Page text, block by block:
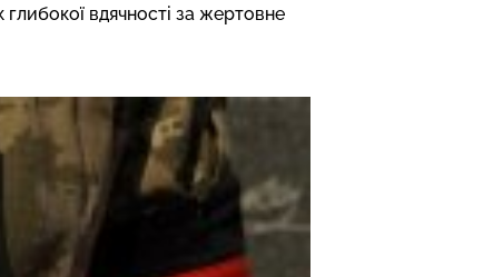
вдячності за жертовне